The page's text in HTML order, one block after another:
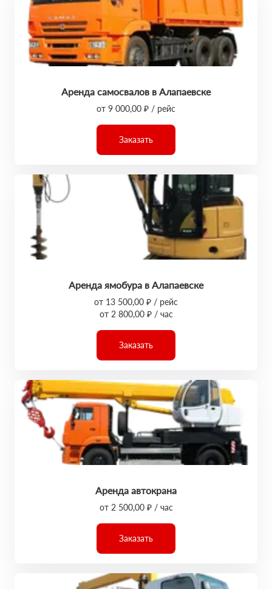
Аренда самосвалов в Алапаевске
от 9 000,00 ₽ / рейс
Заказать
Аренда ямобура в Алапаевске
от 13 500,00 ₽ / рейс
от 2 800,00 ₽ / час
Заказать
Аренда автокрана
от 2 500,00 ₽ / час
Заказать